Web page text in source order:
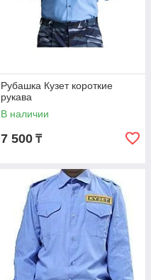
Рубашка Кузет короткие
рукава
В наличии
7 500 ₸